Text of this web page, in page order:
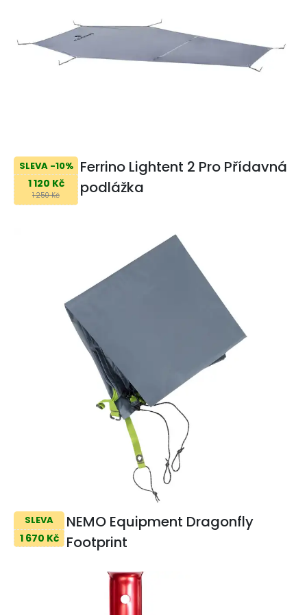
SLEVA -10%
1 120 Kč
1 250 Kč
Ferrino Lightent 2 Pro Přídavná
podlážka
SLEVA
1 670 Kč
NEMO Equipment Dragonfly
Footprint